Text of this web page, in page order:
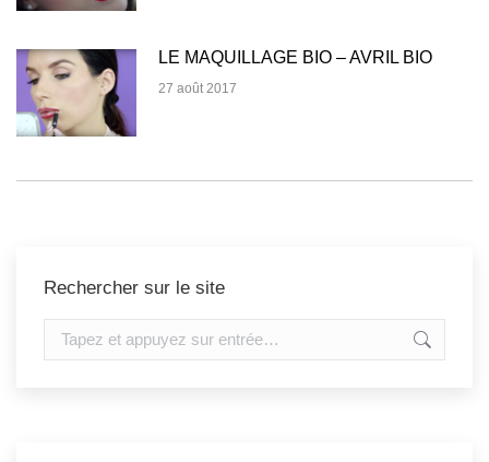
LE MAQUILLAGE BIO – AVRIL BIO
27 août 2017
Rechercher sur le site
Recherche
: